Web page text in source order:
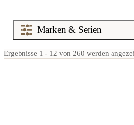
Ergebnisse 1 - 12 von 260 werden